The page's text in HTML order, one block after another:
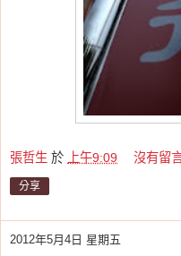
張哲生 於 上午9:09 沒有留
分享
2012年5月4日 星期五